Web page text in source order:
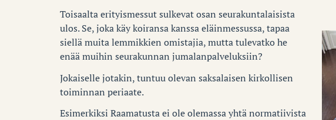
Toisaalta erityismessut sulkevat osan seurakuntalaisista
ulos. Se, joka käy koiransa kanssa eläinmessussa, tapaa
siellä muita lemmikkien omistajia, mutta tulevatko he
enää muihin seurakunnan jumalanpalveluksiin?
Jokaiselle jotakin, tuntuu olevan saksalaisen kirkollisen
toiminnan periaate.
Esimerkiksi Raamatusta ei ole olemassa yhtä normatiivista